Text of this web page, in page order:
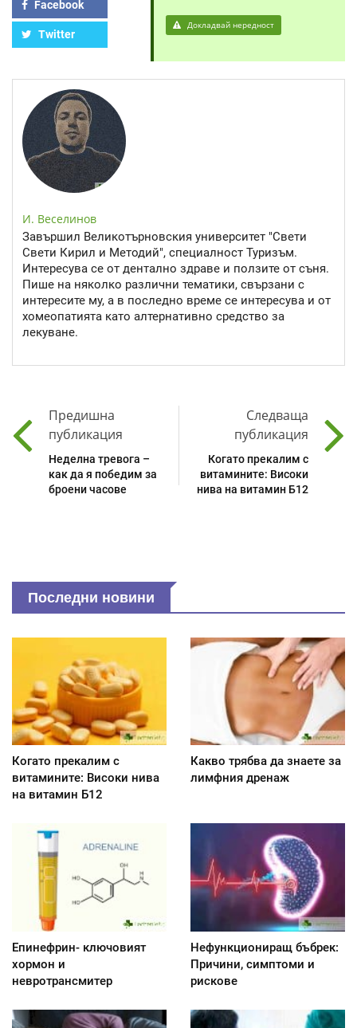
Facebook
Twitter
Докладвай нередност
И. Веселинов
Завършил Великотърновския университет "Свети
Свети Кирил и Методий", специалност Туризъм.
Интересува се от дентално здраве и ползите от съня.
Пише на няколко различни тематики, свързани с
интересите му, а в последно време се интересува и от
хомеопатията като алтернативно средство за
лекуване.
Предишна
публикация
Неделна тревога –
как да я победим за
броени часове
Следваща
публикация
Когато прекалим с
витамините: Високи
нива на витамин Б12
Последни новини
Когато прекалим с
витамините: Високи нива
на витамин Б12
Какво трябва да знаете за
лимфния дренаж
Епинефрин- ключовият
хормон и
невротрансмитер
Нефункциониращ бъбрек:
Причини, симптоми и
рискове